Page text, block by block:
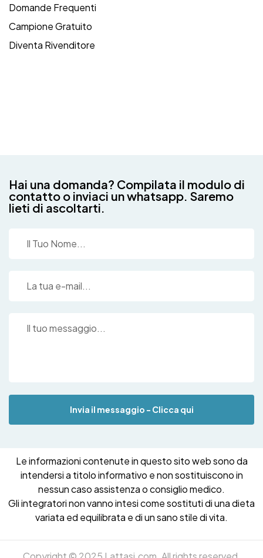
Domande Frequenti
Campione Gratuito
Diventa Rivenditore
Hai una domanda? Compilata il modulo di
contatto o inviaci un whatsapp. Saremo
lieti di ascoltarti.
Invia il messaggio - Clicca qui
Le informazioni contenute in questo sito web sono da
intendersi a titolo informativo e non sostituiscono in
nessun caso assistenza o consiglio medico.
Gli integratori non vanno intesi come sostituti di una dieta
variata ed equilibrata e di un sano stile di vita.